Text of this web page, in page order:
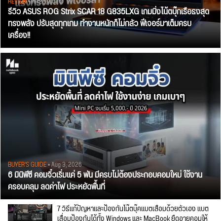
รีวิว ASUS ROG Strix SCAR 18 G835LXG เกมมิ่งโน้ตบุ๊กเรือธงสุด
ทรงพลัง ปรับสุดทุกเกม ทำงานหนักก็ไม่กลัว ฟีเจอร์มาเต็มครบ
เครื่อง!!
BUYER'S GUIDE• Aug 3, 2026
6 มินิพีซี คอมจิ๋วเริ่มแค่ 5 พัน มีครบไม่ต้องประกอบคอมใหม่ ใช้งาน
ครอบคลุม ลดค่าไฟ ประหยัดพื้นที่
7 วิธีแก้ปัญหาและป้องกันโน๊ตบุ๊คแบตเสื่อมด้วยตัวเอง แบต